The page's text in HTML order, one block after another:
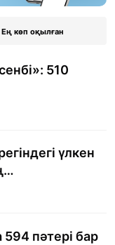
Ең көп оқылған
510
үлкен
күн
пәтері бар